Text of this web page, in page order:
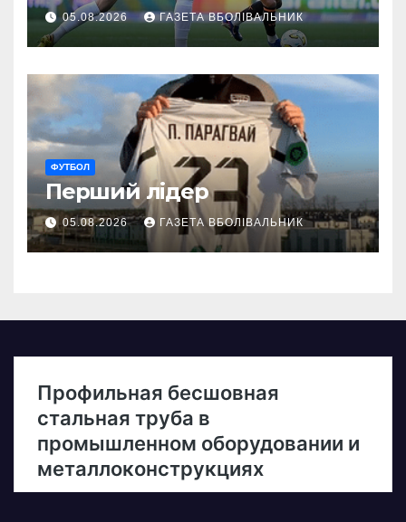
05.08.2026 ГАЗЕТА ВБОЛІВАЛЬНИК
ФУТБОЛ
Перший лідер
05.08.2026 ГАЗЕТА ВБОЛІВАЛЬНИК